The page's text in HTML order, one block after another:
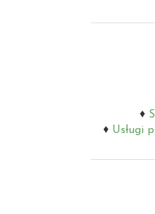
Usługi